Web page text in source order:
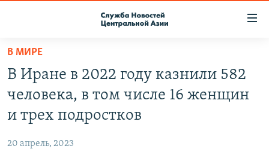
Вернуться
основному
содержанию
главной
навигации
ПОДПИСКА
НАСТОЯЩЕЕ ВРЕМЯ
В МИРЕ
В Иране в 2022 году казнили 582
человека, в том числе 16 женщин
и трех подростков
20 апрель, 2023